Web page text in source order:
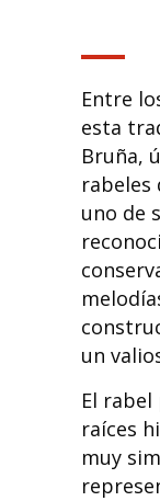
Entre
esta
Bruña,
rabeles
uno de
un
El
raíces
muy